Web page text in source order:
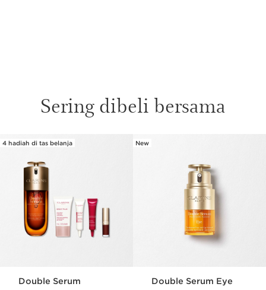
Sering dibeli bersama
SKIP SECTION CONTENT
4 hadiah di tas belanja
Double Serum
New
Double Serum Eye